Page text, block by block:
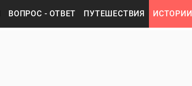
ВОПРОС - ОТВЕТ ПУТЕШЕСТВИЯ ИСТОРИИ